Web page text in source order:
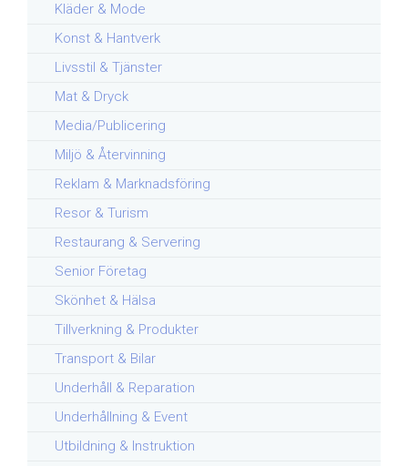
Kläder & Mode
Konst & Hantverk
Livsstil & Tjänster
Mat & Dryck
Media/Publicering
Miljö & Återvinning
Reklam & Marknadsföring
Resor & Turism
Restaurang & Servering
Senior Företag
Skönhet & Hälsa
Tillverkning & Produkter
Transport & Bilar
Underhåll & Reparation
Underhållning & Event
Utbildning & Instruktion